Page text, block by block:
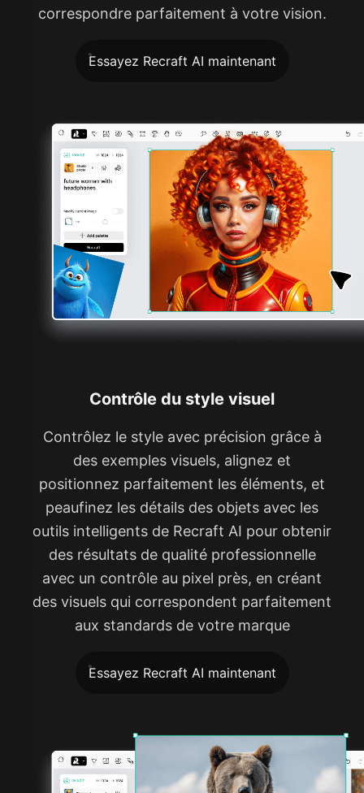
correspondre parfaitement à votre vision.
Essayez Recraft AI maintenant
Contrôle du style visuel
Contrôlez le style avec précision grâce à
des exemples visuels, alignez et
positionnez parfaitement les éléments, et
peaufinez les détails des objets avec les
outils intelligents de Recraft AI pour obtenir
des résultats de qualité professionnelle
avec un contrôle au pixel près, en créant
des visuels qui correspondent parfaitement
aux standards de votre marque
Essayez Recraft AI maintenant